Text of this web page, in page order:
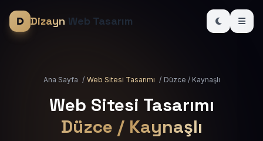
Dizayn Web Tasarım
Ana Sayfa / Web Sitesi Tasarımı / Düzce / Kaynaşlı
Web Sitesi Tasarımı
Düzce / Kaynaşlı